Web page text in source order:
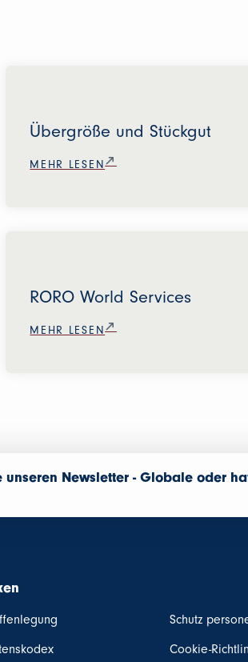
Übergröße und Stückgut
MEHR LESEN
RORO World Services
MEHR LESEN
unseren Newsletter - Globale oder
Schutz
Cookie-